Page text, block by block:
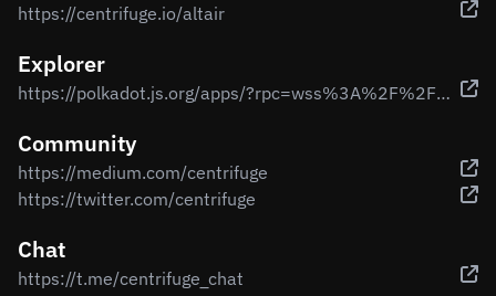
https://centrifuge.io/altair
Explorer
https://polkadot.js.org/apps/?rpc=wss%3A%2F%2Ffullnode.altair.centrifuge.io#/explorer
Community
https://medium.com/centrifuge
https://twitter.com/centrifuge
Chat
https://t.me/centrifuge_chat